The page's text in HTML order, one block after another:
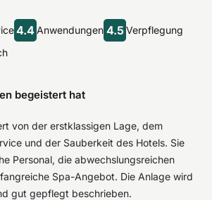
4.4Anwendungen 4.5 Verpflegung
begeistert hat
von der erstklassigen Lage, dem
und der Sauberkeit des Hotels. Sie
Personal, die abwechslungsreichen
Spa-Angebot. Die Anlage wird
gut gepflegt beschrieben.